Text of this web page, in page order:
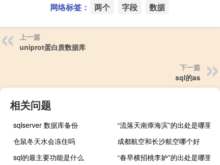
网络标签： 两个 字段 数据
上一篇
uniprot蛋白质数据库
下一篇
sql的as
相关问题
sqlserver 数据库备份
“流落天南瘴海滨”的出处是哪里
仓鼠冬天水会冻住吗
成都航空和长沙航空哪个好
sql的最主要功能是什么
“春早横招桃李妒”的出处是哪里